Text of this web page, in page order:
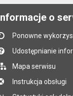
Informacje o
Ponowne
Udostępnianie
Mapa serwisu
Instrukcja obsługi